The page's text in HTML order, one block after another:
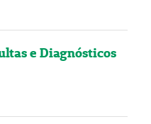
e Diagnósticos